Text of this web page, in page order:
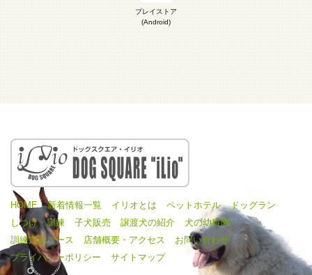
プレイストア
(Android)
HOME 新着情報一覧 イリオとは ペットホテル
ドッグラン
しつけ・訓練
子犬販売 譲渡犬の紹介
犬の幼稚園
訓練定期コース
店舗概要・アクセス
お問い合わせ
プライバシーポリシー
サイトマップ